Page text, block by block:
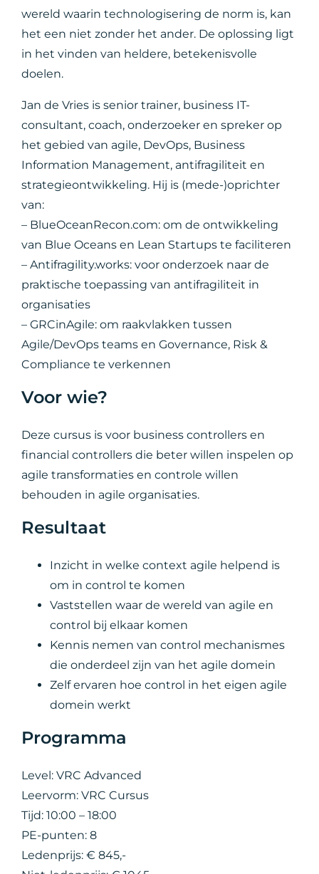
wereld waarin technologisering de norm is, kan
het een niet zonder het ander. De oplossing ligt
in het vinden van heldere, betekenisvolle
doelen.
Jan de Vries is senior trainer, business IT-
consultant, coach, onderzoeker en spreker op
het gebied van agile, DevOps, Business
Information Management, antifragiliteit en
strategieontwikkeling. Hij is (mede-)oprichter
van:
– BlueOceanRecon.com: om de ontwikkeling
van Blue Oceans en Lean Startups te faciliteren
– Antifragility.works: voor onderzoek naar de
praktische toepassing van antifragiliteit in
organisaties
– GRCinAgile: om raakvlakken tussen
Agile/DevOps teams en Governance, Risk &
Compliance te verkennen
Voor wie?
Deze cursus is voor business controllers en
financial controllers die beter willen inspelen op
agile transformaties en controle willen
behouden in agile organisaties.
Resultaat
Inzicht in welke context agile helpend is
om in control te komen
Vaststellen waar de wereld van agile en
control bij elkaar komen
Kennis nemen van control mechanismes
die onderdeel zijn van het agile domein
Zelf ervaren hoe control in het eigen agile
domein werkt
Programma
Level: VRC Advanced
Leervorm: VRC Cursus
Tijd: 10:00 – 18:00
PE-punten: 8
Ledenprijs: € 845,-